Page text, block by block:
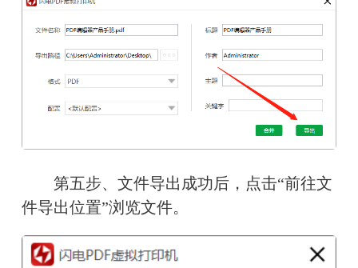
第五步、文件导出成功后，点击“前往文
件导出位置”浏览文件。